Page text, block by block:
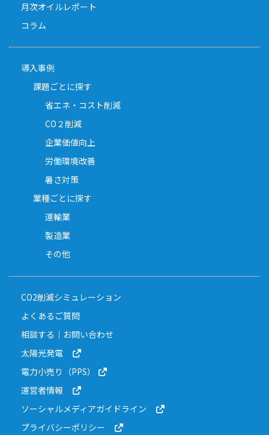
月次オイルレポート
コラム
導入事例
課題ごとに探す
省エネ・コスト削減
CO２削減
企業価値向上
労働環境改善
暑さ対策
業種ごとに探す
運輸業
製造業
その他
CO2削減シミュレーション
よくあるご質問
相談する｜お問い合わせ
太陽光発電
電力小売り（PPS）
運営者情報
ソーシャルメディアガイドライン
プライバシーポリシー